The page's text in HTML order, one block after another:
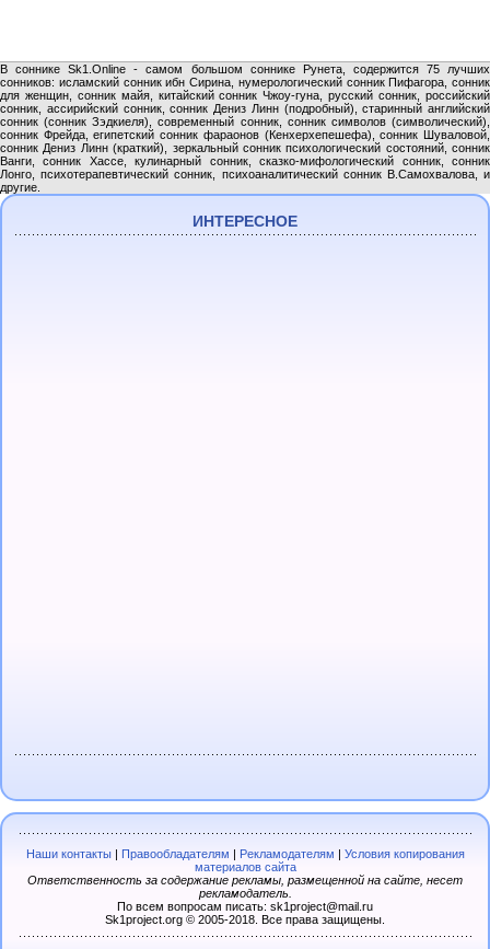
В соннике Sk1.Online - самом большом соннике Рунета, содержится 75 лучших
сонников: исламский сонник ибн Сирина, нумерологический сонник Пифагора, сонник
для женщин, сонник майя, китайский сонник Чжоу-гуна, русский сонник, российский
сонник, ассирийский сонник, сонник Дениз Линн (подробный), старинный английский
сонник (сонник Зэдкиеля), современный сонник, сонник символов (символический),
сонник Фрейда, египетский сонник фараонов (Кенхерхепешефа), сонник Шуваловой,
сонник Дениз Линн (краткий), зеркальный сонник психологический состояний, сонник
Ванги, сонник Хассе, кулинарный сонник, сказко-мифологический сонник, сонник
Лонго, психотерапевтический сонник, психоаналитический сонник В.Самохвалова, и
другие.
ИНТЕРЕСНОЕ
Наши контакты| Правообладателям Рекламодателям
Условия копирования
материалов сайта
Ответственность за содержание рекламы, размещенной на сайте, несет
рекламодатель.
По всем вопросам писать: sk1project@mail.ru
Sk1project.org © 2005-2018. Все права защищены.